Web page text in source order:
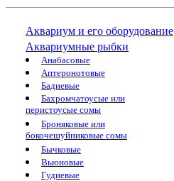
Аквариум и его оборудование
Аквариумные рыбки
Анабасовые
Аптеронотовые
Бадиевые
Бахромчатоусые или
перистоусые сомы
Броняковые или
бокочешуйниковые сомы
Бычковые
Вьюновые
Гудиевые